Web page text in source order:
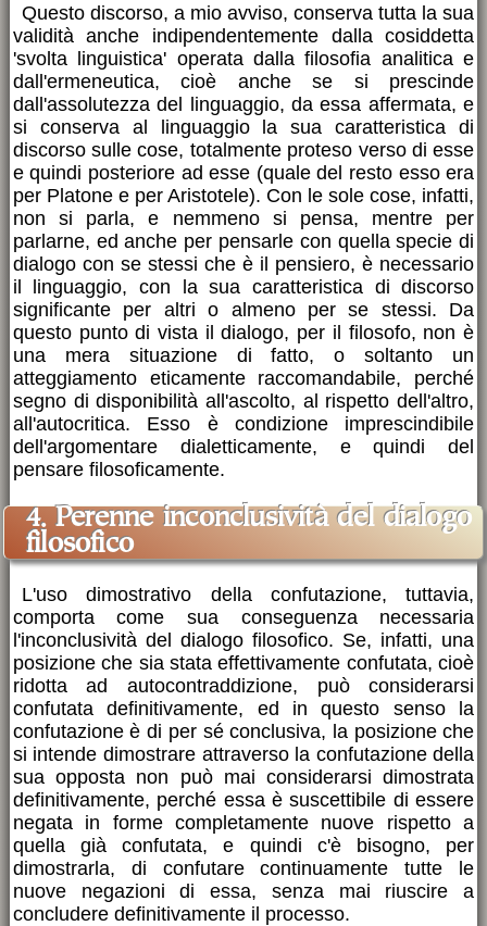
Questo discorso, a mio avviso, conserva tutta la sua
validità anche indipendentemente dalla cosiddetta
'svolta linguistica' operata dalla filosofia analitica e
dall'ermeneutica, cioè anche se si prescinde
dall'assolutezza del linguaggio, da essa affermata, e
si conserva al linguaggio la sua caratteristica di
discorso sulle cose, totalmente proteso verso di esse
e quindi posteriore ad esse (quale del resto esso era
per Platone e per Aristotele). Con le sole cose, infatti,
non si parla, e nemmeno si pensa, mentre per
parlarne, ed anche per pensarle con quella specie di
dialogo con se stessi che è il pensiero, è necessario
il linguaggio, con la sua caratteristica di discorso
significante per altri o almeno per se stessi. Da
questo punto di vista il dialogo, per il filosofo, non è
una mera situazione di fatto, o soltanto un
atteggiamento eticamente raccomandabile, perché
segno di disponibilità all'ascolto, al rispetto dell'altro,
all'autocritica. Esso è condizione imprescindibile
dell'argomentare dialetticamente, e quindi del
pensare filosoficamente.
4. Perenne inconclusività del dialogo
filosofico
L'uso dimostrativo della confutazione, tuttavia,
comporta come sua conseguenza necessaria
l'inconclusività del dialogo filosofico. Se, infatti, una
posizione che sia stata effettivamente confutata, cioè
ridotta ad autocontraddizione, può considerarsi
confutata definitivamente, ed in questo senso la
confutazione è di per sé conclusiva, la posizione che
si intende dimostrare attraverso la confutazione della
sua opposta non può mai considerarsi dimostrata
definitivamente, perché essa è suscettibile di essere
negata in forme completamente nuove rispetto a
quella già confutata, e quindi c'è bisogno, per
dimostrarla, di confutare continuamente tutte le
nuove negazioni di essa, senza mai riuscire a
concludere definitivamente il processo.